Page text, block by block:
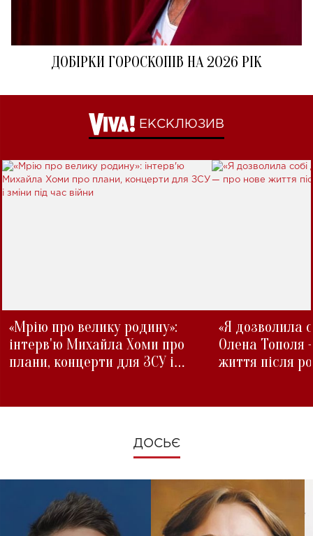
ДОБІРКИ ГОРОСКОПІВ НА 2026 РІК
ЕКСКЛЮЗИВ
«Мрію про велику родину»:
інтерв'ю Михайла Хоми про
плани, концерти для ЗСУ і
«Я дозволила
Олена Тополя
життя після
ДОСЬЄ